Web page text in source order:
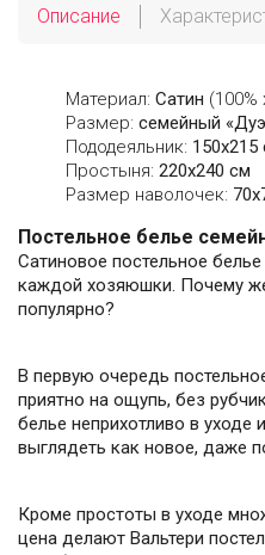
Описание
Материал: Сатин (100%
Размер: семейный
Пододеяльник:
Простыня: 220х240 см
Размер наволочек:
Постельное белье
Сатиновое постельное
каждой хозяюшки. Почему
популярно?
В первую очередь
приятно на ощупь, без
белье неприхотливо в уходе
выглядеть как новое, даже
Кроме простоты в уходе
цена делают Вальтери